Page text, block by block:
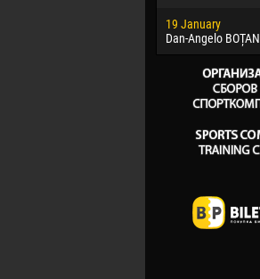
19 January
Dan-Angelo BOȚAN